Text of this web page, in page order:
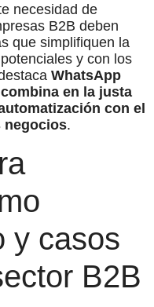
necesidad de
B2B deben
que simplifiquen la
y con los
WhatsApp
en la justa
con el
negocios.
y casos
B2B